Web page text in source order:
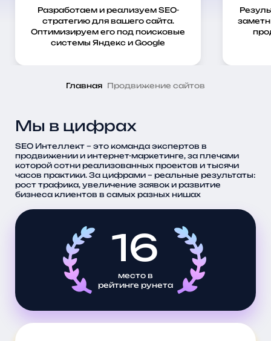
Разработаем и реализуем SEO-
стратегию для вашего сайта.
Оптимизируем его под поисковые
системы Яндекс и Google
Главная Продвижение сайтов
Мы в цифрах
SEO Интеллект – это команда экспертов в
продвижении и интернет-маркетинге, за плечами
которой сотни реализованных проектов и тысячи
часов практики. За цифрами – реальные результаты:
рост трафика, увеличение заявок и развитие
бизнеса клиентов в самых разных нишах
16
место в
рейтинге рунета